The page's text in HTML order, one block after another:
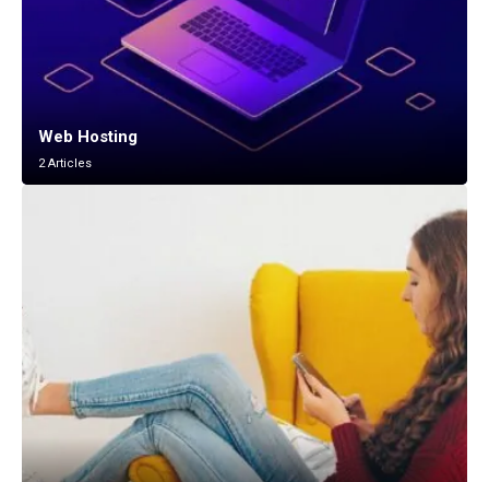
Web Hosting
2 Articles